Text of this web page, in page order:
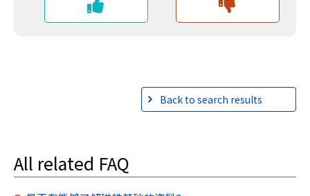
Back to search results
All related FAQ